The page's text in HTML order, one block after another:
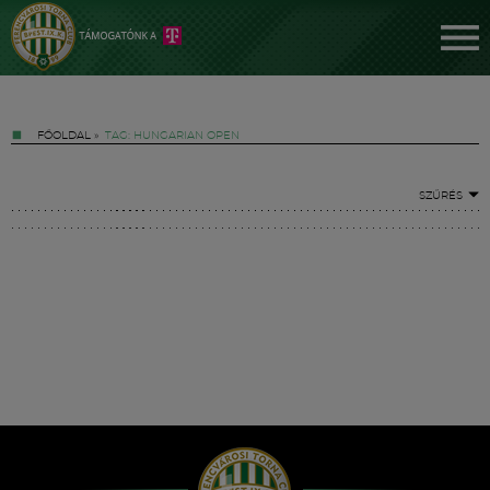
FŐOLDAL » TAG: HUNGARIAN OPEN
SZŰRÉS
Hírek